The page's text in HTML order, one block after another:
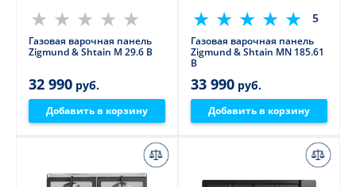
Газовая варочная панель
Zigmund & Shtain M 29.6 B
32 990 руб.
Добавить в корзину
5
Газовая варочная панель
Zigmund & Shtain MN 185.61
B
33 990 руб.
Добавить в корзину